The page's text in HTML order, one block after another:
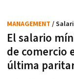
El salario
de comercio
última
MANAGEMENT /